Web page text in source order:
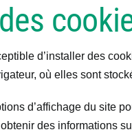
d’installer des
où elles sont
d’affichage du site
des informations